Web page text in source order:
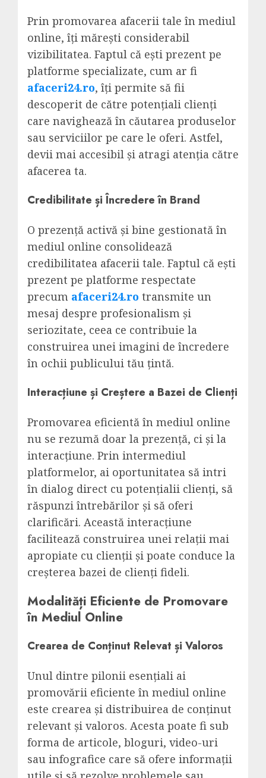
Prin promovarea afacerii tale în mediul
online, îți mărești considerabil
vizibilitatea. Faptul că ești prezent pe
platforme specializate, cum ar fi
afaceri24.ro, îți permite să fii
descoperit de către potențiali clienți
care navighează în căutarea produselor
sau serviciilor pe care le oferi. Astfel,
devii mai accesibil și atragi atenția către
afacerea ta.
Credibilitate și Încredere în Brand
O prezență activă și bine gestionată în
mediul online consolidează
credibilitatea afacerii tale. Faptul că ești
prezent pe platforme respectate
precum afaceri24.ro transmite un
mesaj despre profesionalism și
seriozitate, ceea ce contribuie la
construirea unei imagini de încredere
în ochii publicului tău țintă.
Interacțiune și Creștere a Bazei de Clienți
Promovarea eficientă în mediul online
nu se rezumă doar la prezență, ci și la
interacțiune. Prin intermediul
platformelor, ai oportunitatea să intri
în dialog direct cu potențialii clienți, să
răspunzi întrebărilor și să oferi
clarificări. Această interacțiune
facilitează construirea unei relații mai
apropiate cu clienții și poate conduce la
creșterea bazei de clienți fideli.
Modalități Eficiente de Promovare
în Mediul Online
Crearea de Conținut Relevat și Valoros
Unul dintre pilonii esențiali ai
promovării eficiente în mediul online
este crearea și distribuirea de conținut
relevant și valoros. Acesta poate fi sub
forma de articole, bloguri, video-uri
sau infografice care să ofere informații